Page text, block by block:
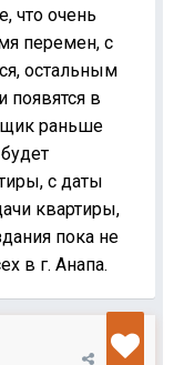
что очень
перемен, с
остальным
появятся в
раньше
с даты
квартиры,
пока не
в г. Анапа.